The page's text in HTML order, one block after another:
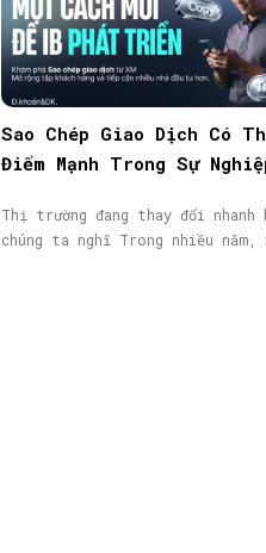
Sao Chép Giao Dịch Có
Điểm Mạnh Trong Sự
Thị trường đang thay đổi nhanh
chúng ta nghĩ Trong nhiều